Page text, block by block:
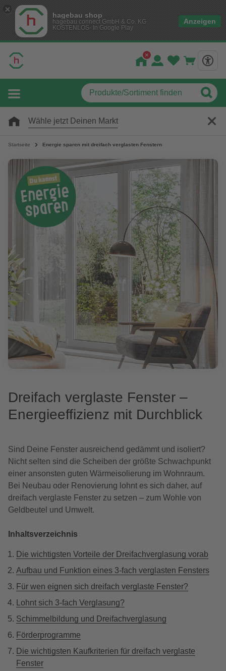
hagebau shop
hagebau connect GmbH & Co. KG
KOSTENLOS- In Google Play
Anzeigen
Wähle jetzt Deinen Markt
Startseite Energie sparen mit dreifach verglasten Fenstern
Dreifach verglaste Fenster –
Energieeffizienz mit Durchblick
Sind Deine Fenster ausreichend gedämmt und isoliert?
Nicht selten sind die Scheiben der größte Schwachpunkt
einer ansonsten guten Wärmeisolierung im Wohnraum.
Bei Neubau oder Renovierung lohnt es sich daher, auf
dreifach verglaste Fenster zu setzen – zum Wohle von
Geldbeutel und Umwelt.
Inhaltsverzeichnis
Die wichtigsten Vorteile der Dreifachverglasung vorab
Aufbau und Funktion eines 3-fach verglasten Fensters
Für wen eignen sich dreifach verglaste Fenster?
Lohnt sich 3-fach Verglasung?
Schimmelbildung und Dreifachverglasung
Förderprogramme
Die wichtigsten Kaufkriterien für dreifach verglaste
Fenster